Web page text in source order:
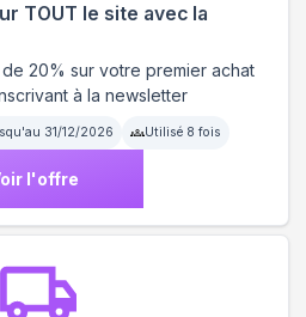
TOUT le site avec la
20% sur votre premier achat
à la newsletter
31/12/2026 Utilisé 8 fois
l'offre